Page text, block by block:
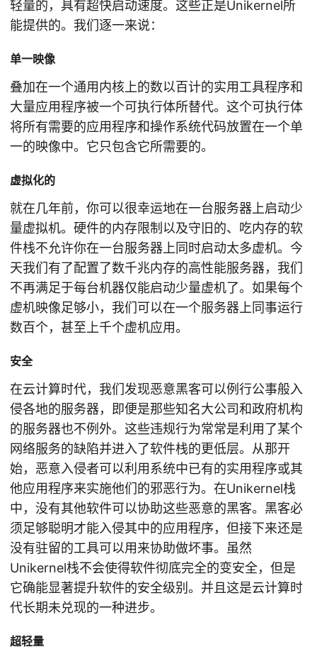
轻量的，具有超快启动速度。这些正是Unikernel所
能提供的。我们逐一来说：
单一映像
叠加在一个通用内核上的数以百计的实用工具程序和
大量应用程序被一个可执行体所替代。这个可执行体
将所有需要的应用程序和操作系统代码放置在一个单
一的映像中。它只包含它所需要的。
虚拟化的
就在几年前，你可以很幸运地在一台服务器上启动少
量虚拟机。硬件的内存限制以及守旧的、吃内存的软
件栈不允许你在一台服务器上同时启动太多虚机。今
天我们有了配置了数千兆内存的高性能服务器，我们
不再满足于每台机器仅能启动少量虚机了。如果每个
虚机映像足够小，我们可以在一个服务器上同事运行
数百个，甚至上千个虚机应用。
安全
在云计算时代，我们发现恶意黑客可以例行公事般入
侵各地的服务器，即便是那些知名大公司和政府机构
的服务器也不例外。这些违规行为常常是利用了某个
网络服务的缺陷并进入了软件栈的更低层。从那开
始，恶意入侵者可以利用系统中已有的实用程序或其
他应用程序来实施他们的邪恶行为。在Unikernel栈
中，没有其他软件可以协助这些恶意的黑客。黑客必
须足够聪明才能入侵其中的应用程序，但接下来还是
没有驻留的工具可以用来协助做坏事。虽然
Unikernel栈不会使得软件彻底完全的变安全，但是
它确能显著提升软件的安全级别。并且这是云计算时
代长期未兑现的一种进步。
超轻量